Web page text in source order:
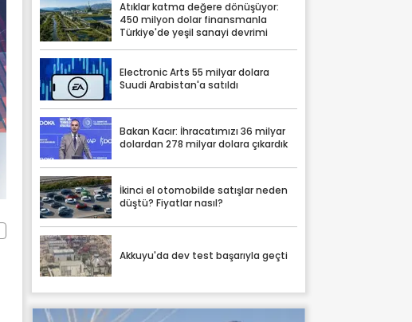
Atıklar katma değere dönüşüyor:
450 milyon dolar finansmanla
Türkiye'de yeşil sanayi devrimi
Electronic Arts 55 milyar dolara
Suudi Arabistan'a satıldı
Bakan Kacır: İhracatımızı 36 milyar
dolardan 278 milyar dolara çıkardık
İkinci el otomobilde satışlar neden
düştü? Fiyatlar nasıl?
Akkuyu'da dev test başarıyla geçti